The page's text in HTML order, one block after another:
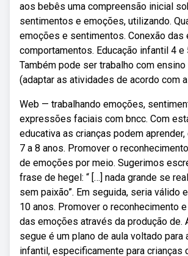
aos bebês uma compreensão inicial
sentimentos e emoções, utilizando.
emoções e sentimentos. Conexão das
comportamentos. Educação infantil 4 e
Também pode ser trabalho com
(adaptar as atividades de acordo com
Web — trabalhando emoções,
expressões faciais com bncc. Com
educativa as crianças podem aprender,
7 a 8 anos. Promover o
de emoções por meio. Sugerimos
frase de hegel: “ […] nada grande se
sem paixão”. Em seguida, seria válido
10 anos. Promover o reconhecimento
das emoções através da produção de.
segue é um plano de aula voltado para
infantil, especificamente para crianças